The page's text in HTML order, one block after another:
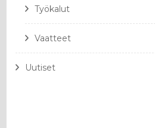
Työkalut
Vaatteet
Uutiset